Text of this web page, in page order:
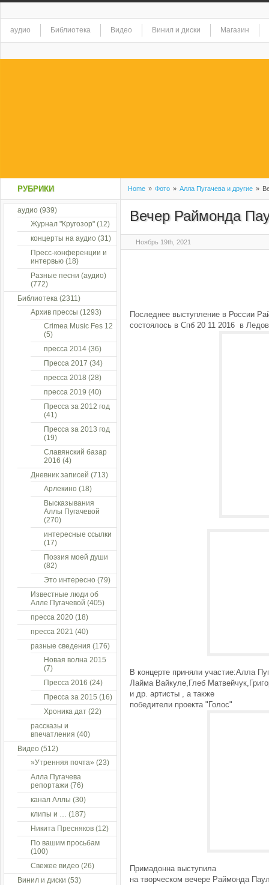
аудио Библиотека Видео Винил и диски Магазин
Home » Фото » Алла Пугачева и другие »
Вечер Раймонда
Ноябрь 19th, 2021
Последнее выступление в России
состоялось в Спб 20 11 2016 в
В концерте приняли участие:Алла
Лайма Вайкуле,Глеб
и др. артисты , а также
победители проекта "Голос"
Примадонна выступила
на творческом вечере Раймонда
РУБРИКИ
аудио (939)
Журнал "Кругозор" (12)
концерты на аудио (31)
Пресс-конференции и
интервью (18)
Разные песни (аудио)
(772)
Библиотека (2311)
Архив прессы (1293)
Crimea Music Fes 12
(5)
пресса 2014 (36)
Пресса 2017 (34)
пресса 2018 (28)
пресса 2019 (40)
Пресса за 2012 год
(41)
Пресса за 2013 год
(19)
Славянский базар
2016 (4)
Дневник записей (713)
Арлекино (18)
Высказывания
Аллы Пугачевой
(270)
интересные ссылки
(17)
Поэзия моей души
(82)
Это интересно (79)
Известные люди об
Алле Пугачевой (405)
пресса 2020 (18)
пресса 2021 (40)
разные сведения (176)
Новая волна 2015
(7)
Пресса 2016 (24)
Пресса за 2015 (16)
Хроника дат (22)
рассказы и
впечатления (40)
Видео (512)
»Утренняя почта» (23)
Алла Пугачева
репортажи (76)
канал Аллы (30)
клипы и … (187)
Никита Пресняков (12)
По вашим просьбам
(100)
Свежее видео (26)
Винил и диски (53)